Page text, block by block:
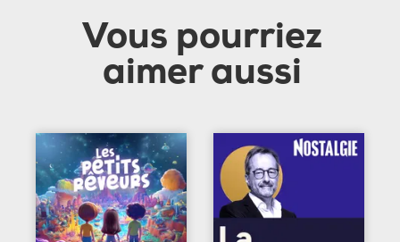
Vous pourriez
aimer aussi